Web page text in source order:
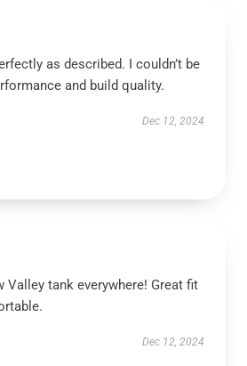
as described. I couldn’t be
and build quality.
Dec 12, 2024
Valley tank everywhere! Great fit
Dec 12, 2024